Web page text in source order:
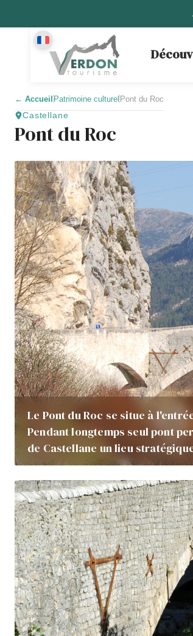
← Accueil Patrimoine culturel Pont du Roc
Castellane
Pont du Roc
Le Pont du Roc se situe à
Pendant longtemps seul pont
de Castellane un lieu